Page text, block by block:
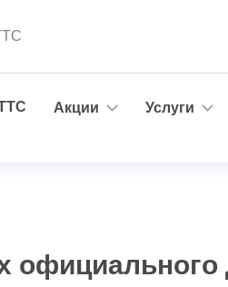
Акции Услуги
официального